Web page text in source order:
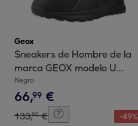
Geox
Sneakers de Hombre de la
marca GEOX modelo U
TERRESTRE B ABX NEGRO
Negro
66,99 €
133,90 € -49%